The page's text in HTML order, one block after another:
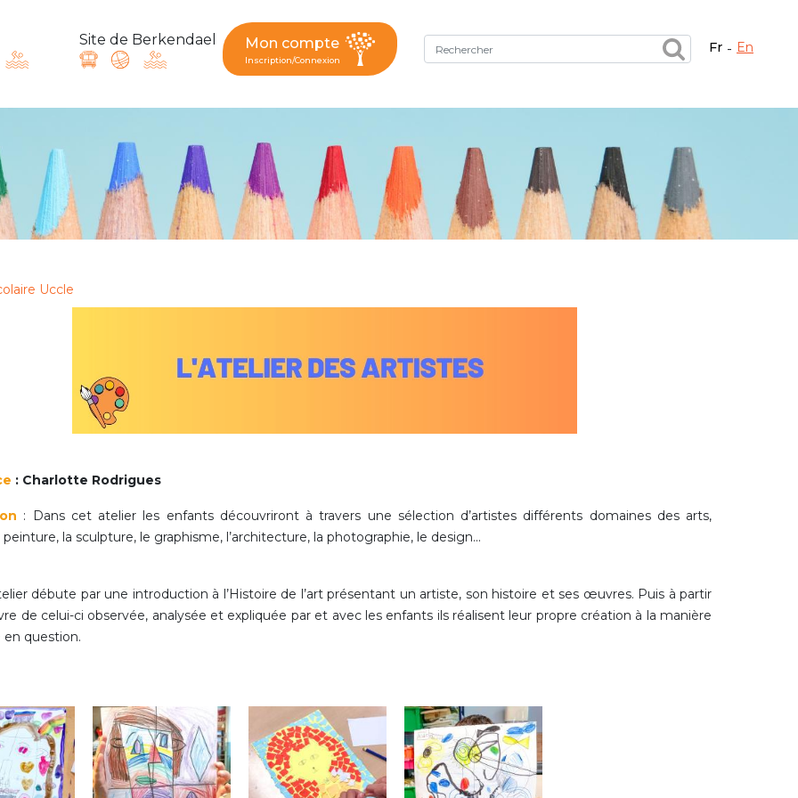
suggestion : contactez le bon service !
+32 (0)472 07 35 25
BE91 3631 6790 0976
Activités périscolaires Uccle
BE30 3100 2003 2711
Cantine
+32 (0)2 374 76 75
BE10 3100 9205 4504
Casiers
Site de Berkendael Mon compte
Inscription/Connexion
fr en
Uccle
: Charlotte Rodrigues
: Dans cet atelier les enfants découvriront à travers une sélection d’artistes différents domaines des arts,
la sculpture, le graphisme, l’architecture, la photographie, le design...
débute par une introduction à l’Histoire de l’art présentant un artiste, son histoire et ses œuvres. Puis à partir
de celui-ci observée, analysée et expliquée par et avec les enfants ils réalisent leur propre création à la manière
en question.